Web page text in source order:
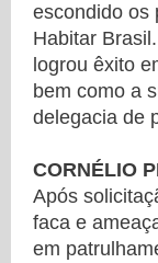
escondido os
Habitar
logrou êxito
bem como a
delegacia de
CORNÉLIO
Após
faca e
em